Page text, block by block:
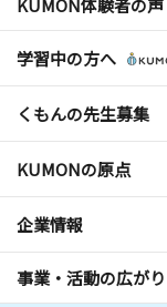
KUMON体験者の声
学習中の方へ
くもんの先生募集
KUMONの原点
企業情報
事業・活動の広がり